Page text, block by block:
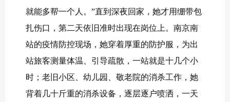
就能多帮一个人。”直到深夜回家，她才用绷带包
扎伤口，第二天依旧准时出现在岗位上。南京南
站的疫情防控现场，她穿着厚重的防护服，为出
站旅客测量体温、引导疏散，一站就是十几个小
时；老旧小区、幼儿园、敬老院的消杀工作，她
背着几十斤重的消杀设备，逐层逐户喷洒，一天